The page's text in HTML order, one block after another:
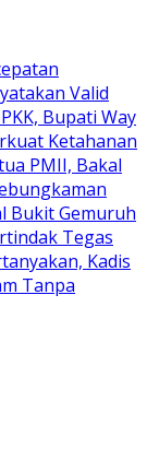
Valid
Bupati Way
Ketahanan
PMII, Bakal
Bukit Gemuruh
Tegas
Kadis
Tanpa